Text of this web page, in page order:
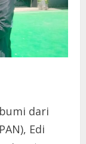
dari
Edi